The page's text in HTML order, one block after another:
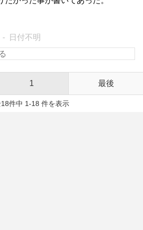
日付不明
1 最後
件中 1-18 件を表示